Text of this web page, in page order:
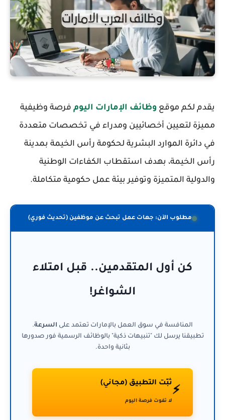
يقدم لكم موقع وظائف الإمارات اليوم فرصة وظيفية
مميزة لتعيين أخصائيين ومدراء في تخصصات متعددة
في دائرة الموارد البشرية لحكومة رأس الخيمة بمدينة
رأس الخيمة، بهدف استقطاب الكفاءات الوطنية
والدولية المتميزة وتوفير بيئة عمل حكومية متكاملة.
مطلوب الآن: جهات عمل تبحث عن موظفين (تحديث فوري)
كن أول المتقدمين.. قبل امتلاء
الشواغر!
المنافسة في سوق العمل بالإمارات تعتمد على السرعة.
تطبيقنا يرسل لك "تنبيهات ذكية" بالوظائف الرسمية فور صدورها
بثانية واحدة.
⚡
ثبّت التطبيق (مجاني)
لا تفوت فرصة اليوم